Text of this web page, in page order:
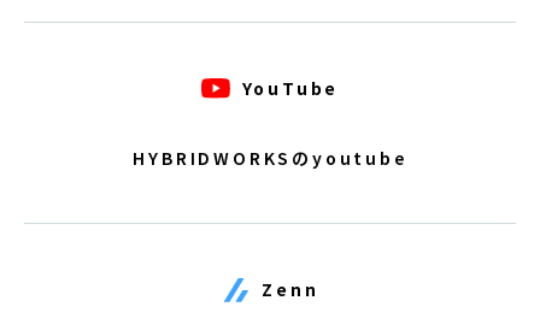
YouTube
HYBRIDWORKSのyoutube
Zenn